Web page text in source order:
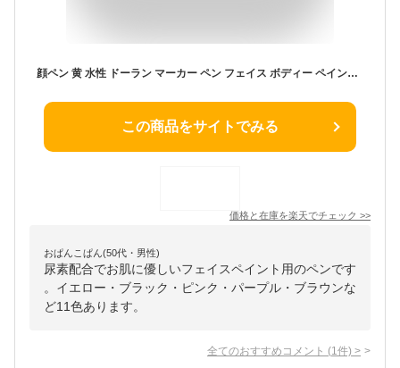
顔ペン 黄 水性 ドーラン マーカー ペン フェイス ボディー ペイント メイク 化粧 ハロウィン イベント スポーツ応援 コスプレ グッズ 小道具
この商品をサイトでみる
価格と在庫を楽天でチェック >>
おぱんこぱん(50代・男性)
尿素配合でお肌に優しいフェイスペイント用のペンです
。イエロー・ブラック・ピンク・パープル・ブラウンな
ど11色あります。
全てのおすすめコメント (1 件) >